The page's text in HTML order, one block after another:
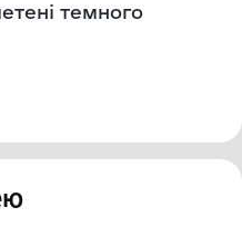
темного